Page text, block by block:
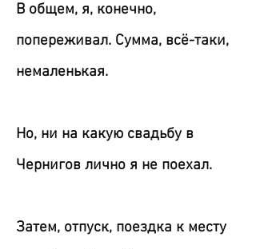
В общем, я, конечно,
попереживал. Сумма, всё-таки,
немаленькая.
Но, ни на какую свадьбу в
Чернигов лично я не поехал.
Затем, отпуск, поездка к месту